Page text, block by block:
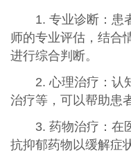
1. 专业诊断：患
师的专业评估，结合
进行综合判断。
2. 心理治疗：认
治疗等，可以帮助患
3. 药物治疗：在
抗抑郁药物以缓解症